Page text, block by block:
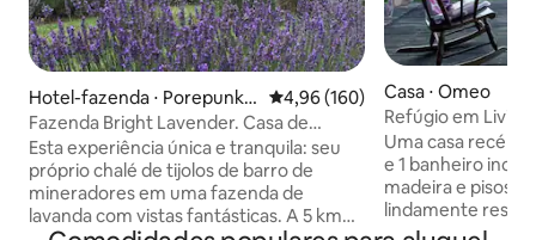
Hotel-fazenda ⋅ Porepunka
h
4,96 de uma avaliação média de
4,96 (160)
Fazenda Bright Lavender. Casa de
campo de tijolos de barro dos mineiros 1
Esta experiência única e tranquila: seu
próprio chalé de tijolos de barro de
mineradores em uma fazenda de
lavanda com vistas fantásticas. A 5 km
Casa ⋅ Omeo
Refúgio em
Uma casa
e 1 banheiro
madeira e pisos
lindamente
complementam a